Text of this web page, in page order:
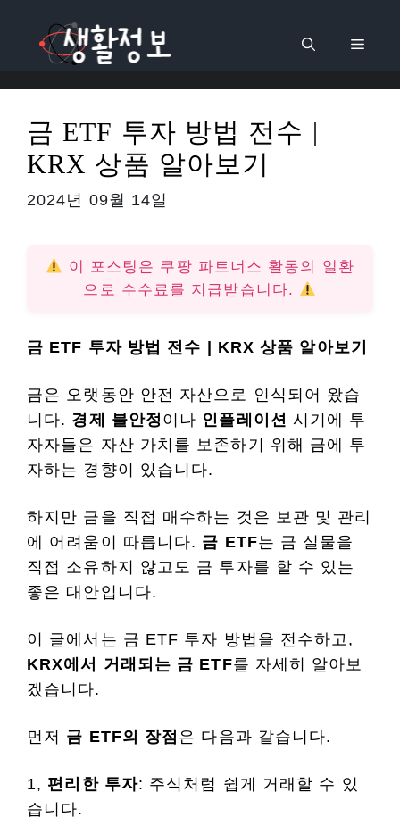
로
메
금 ETF 투자 방법 전수 |
KRX 상품 알아보기
2024년 09월 14일
이 포스팅은 쿠팡 파트너스 활동의 일환
으로 수수료를 지급받습니다.
금 ETF 투자 방법 전수 | KRX 상품 알아보기
금은 오랫동안 안전 자산으로 인식되어 왔습
니다. 경제 불안정 이나 인플레이션 시기에 투
자자들은 자산 가치를 보존하기 위해 금에 투
자하는 경향이 있습니다.
하지만 금을 직접 매수하는 것은 보관 및 관리
에 어려움이 따릅니다. 금 ETF는 금 실물을
직접 소유하지 않고도 금 투자를 할 수 있는
좋은 대안입니다.
이 글에서는 금 ETF 투자 방법을 전수하고,
KRX에서 거래되는 금 ETF를 자세히 알아보
겠습니다.
먼저 금 ETF의 장점 은 다음과 같습니다.
1, 편리한 투자: 주식처럼 쉽게 거래할 수 있
습니다.